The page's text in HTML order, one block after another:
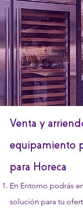
Venta y
equipamiento
para Horeca
En Entorno podrás
solución para tu